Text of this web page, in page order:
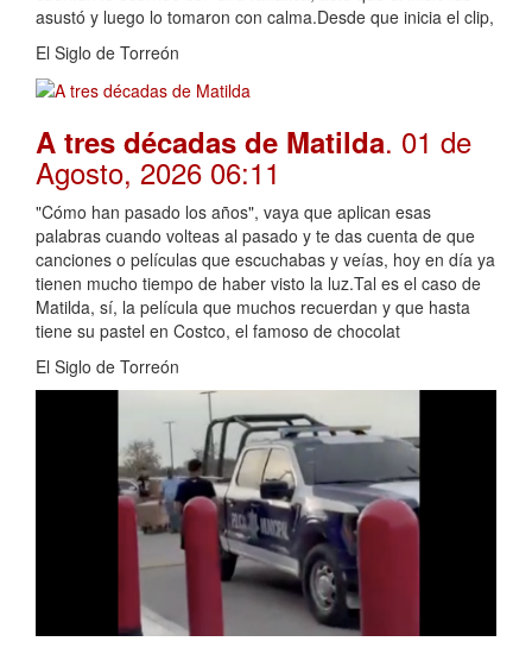
asustó y luego lo tomaron con calma.Desde que inicia el clip,
El Siglo de Torreón
A tres décadas de Matilda. 01 de
Agosto, 2026 06:11
"Cómo han pasado los años", vaya que aplican esas
palabras cuando volteas al pasado y te das cuenta de que
canciones o películas que escuchabas y veías, hoy en día ya
tienen mucho tiempo de haber visto la luz.Tal es el caso de
Matilda, sí, la película que muchos recuerdan y que hasta
tiene su pastel en Costco, el famoso de chocolat
El Siglo de Torreón